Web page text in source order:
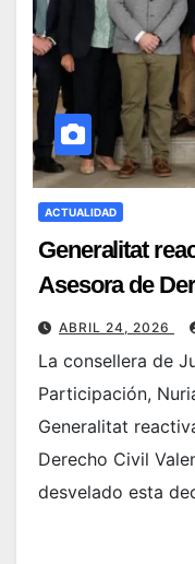
ACTUALIDAD
Generalitat
Asesora de
ABRIL 24, 2026
La consellera de
Participación,
Generalitat
Derecho Civil
desvelado esta